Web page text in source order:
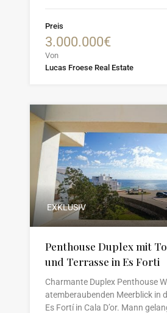
Preis
3.000.000€
Von
Lucas Froese Real Estate
EXKLUSIV
Penthouse Duplex mit
und Terrasse in Es Forti
Charmante Duplex Penthouse
atemberaubenden Meerblick in
Es Fortí in Cala D’or. Mann